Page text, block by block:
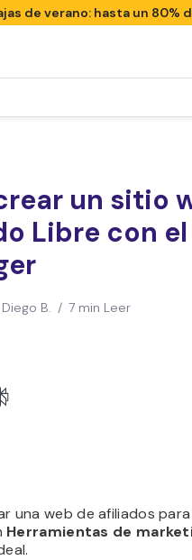
de verano: hasta un 80%
un sitio
Libre con
Diego B. / 7 min Leer
una web de afiliados
Herramientas de